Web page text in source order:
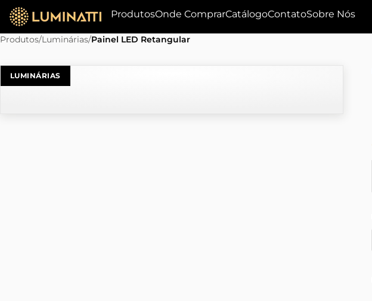
ProdutosOnde ComprarCatálogoContatoSobre Nós
Produtos/Luminárias/Painel LED Retangular
LUMINÁRIAS